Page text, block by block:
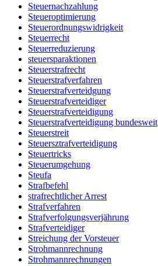
Steuernachzahlung
Steueroptimierung
Steuerordnungswidrigkeit
Steuerrecht
Steuerreduzierung
steuersparaktionen
Steuerstrafrecht
Steuerstrafverfahren
Steuerstrafverteidgung
Steuerstrafverteidiger
Steuerstrafverteidigung
Steuerstrafverteidigung bundesweit
Steuerstreit
Steuersztrafverteidigung
Steuertricks
Steuerumgehung
Steufa
Strafbefehl
strafrechtlicher Arrest
Strafverfahren
Strafverfolgungsverjährung
Strafverteidiger
Streichung der Vorsteuer
Strohmannrechnung
Strohmannrechnungen